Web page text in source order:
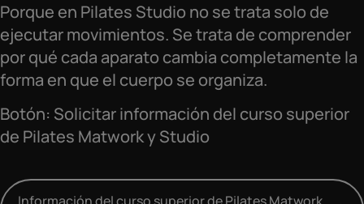
Porque en Pilates Studio no se trata solo de
ejecutar movimientos. Se trata de comprender
por qué cada aparato cambia completamente la
forma en que el cuerpo se organiza.
Botón: Solicitar información del curso superior
de Pilates Matwork y Studio